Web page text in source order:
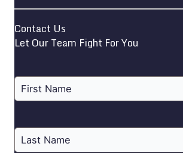
Contact Us
Let Our Team Fight For You